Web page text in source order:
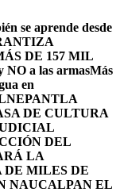
se aprende desde
DE 157 MIL
NO a las armasMás
en
DE CULTURA
DEL
LA
MILES DE
NAUCALPAN EL